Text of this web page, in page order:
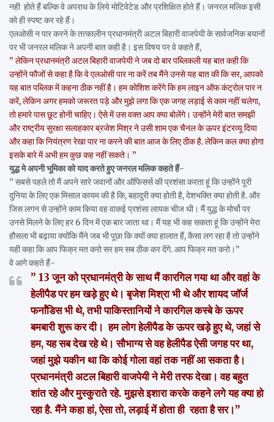
नही होते हैं बल्कि वे अपराध के लिये मोटिवेटेड और प्रशिक्षित होते हैं। जनरल मलिक इसी
को ही स्पष्ट कर रहे हैं।
एलओसी न पार करने के तत्कालीन प्रधानमंत्री अटल बिहारी वाजपेयी के सार्वजनिक बयानों
पर भी जनरल मलिक ने अपनी बात कही है। इस विषय पर वे कहते हैं,
” लेकिन प्रधानमंत्री अटल बिहारी वाजपेयी ने जब दो बार पब्लिकली यह बात कही कि
उन्होंने फौजों से कहा है कि वे एलओसी पार ना करें तब मैंने उनसे यह बात की कि सर, आपको
यह बात पब्लिक में कहना ठीक नहीं है। हम कोशिश करेंगे कि हम लाइन ऑफ कंट्रोल पार न
करें, लेकिन अगर हमको जरूरत पड़े और मुझे लगा कि एक जगह लड़ाई से काम नहीं चलेगा,
तो हमारे पास छूट होनी चाहिए। ऐसे में उस वक्त आप क्या बोलेंगे। उन्होंने मेरी बात समझी
और राष्ट्रीय सुरक्षा सलाहकार ब्रजेश मिश्र ने उसी शाम एक चैनल के ऊपर इंटरव्यू दिया
और कहा कि नियंत्रण रेखा पार ना करने की बात आज के लिए ठीक है. लेकिन कल क्या होगा
इसके बारे में अभी हम कुछ कह नहीं सकते। ”
युद्ध मे अपनी भूमिका को याद करते हुए जनरल मलिक कहते हैं-
” सबसे पहले तो मैं अपने सारे जवानों और ऑफिसर्स की प्रशंसा करता हूं कि उन्होंने पूरी
दुनिया के लिए एक मिसाल कायम की है कि, बहादुरी क्या होती है, देशभक्ति क्या होती है. और
जिस लगन से उन्होंने काम किया वह वाकई प्रशंसा लायक चीज थी। मैं युद्ध के मोर्चो पर
उनसे मिलने के लिए हर 6 दिन में एक बार जाता था। मैं यह भी कह सकता हूं कि उन्होंने मेरा
हौसला भी बढ़ाया क्योंकि मैंने जब भी पूछा कि क्यों क्या हालात हैं, कैसा लग रहा है तो उन्होंने
यही कहा कि आप फिक्र मत करो सर हम सब ठीक कर देंगे. आप फिक्र मत करो।”
वे आगे कहते हैं-
” 13 जून को प्रधानमंत्री के साथ मैं कारगिल गया था और वहां के
हेलीपैड पर हम खड़े हुए थे। बृजेश मिश्रा भी थे और शायद जॉर्ज
फर्नांडिस भी थे, तभी पाकिस्तानियों ने कारगिल कस्बे के ऊपर
बमबारी शुरू कर दी। हम लोग हेलीपैड के ऊपर खड़े हुए थे, जहां से
हम, यह सब देख रहे थे। सौभाग्य से वह हेलीपैड ऐसी जगह पर था,
जहां मुझे यकीन था कि कोई गोला वहां तक नहीं आ सकता है।
प्रधानमंत्री अटल बिहारी वाजपेयी ने मेरी तरफ देखा। वह बहुत
शांत रहे और मुस्कुराते रहे. मुझसे इशारा करके कहने लगे यह क्या हो
रहा है. मैंने कहा हां, ऐसा तो, लड़ाई में होता ही रहता है सर।”